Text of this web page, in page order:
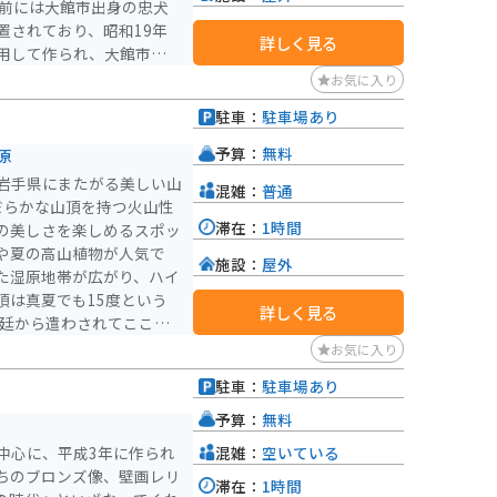
されており、昭和19年
て作られ、大館市大子
連のグッズも販売して
真撮影を楽しむことが
詳しく見る
お気に入り
手県にまたがる美しい山
かな山頂を持つ火山性
美しさを楽しめるスポッ
夏の高山植物が人気で
湿原地帯が広がり、ハイ
は真夏でも15度という
ある八幡沼は、八幡平の
ことができます。冬には
駐車： 駐車場あり
予算： 無料
混雑： 普通
滞在： 1時間
施設： 屋外
詳しく見る
お気に入り
心に、平成3年に作られ
のブロンズ像、壁画レリ
駐車： 駐車場あり
予算： 無料
混雑： 空いている
滞在： 1時間